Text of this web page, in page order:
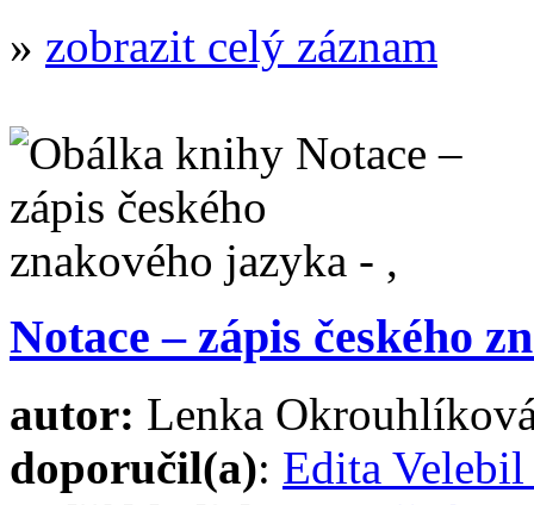
» zobrazit celý záznam
Notace – zápis českého
autor: Lenka
doporučil(a): Edita